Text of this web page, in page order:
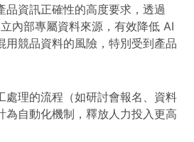
品資訊正確性的高度要求，透過
內部專屬資料來源，有效降低 AI
用競品資料的風險，特別受到產品
處理的流程（如研討會報名、資料
為自動化機制，釋放人力投入更高